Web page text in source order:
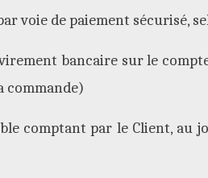
voie de paiement sécurisé,
bancaire sur le
commande)
comptant par le Client, au